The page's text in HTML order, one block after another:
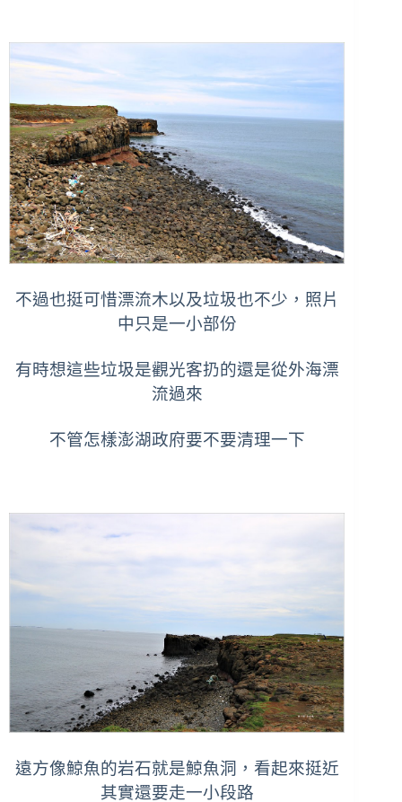
不過也挺可惜漂流木以及垃圾也不少，照片
中只是一小部份
有時想這些垃圾是觀光客扔的還是從外海漂
流過來
不管怎樣澎湖政府要不要清理一下
遠方像鯨魚的岩石就是鯨魚洞，看起來挺近
其實還要走一小段路